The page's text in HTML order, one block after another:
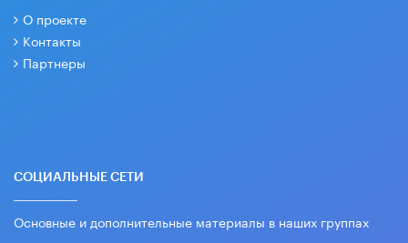
О проекте
Контакты
Партнеры
СОЦИАЛЬНЫЕ СЕТИ
Основные и дополнительные материалы в наших группах